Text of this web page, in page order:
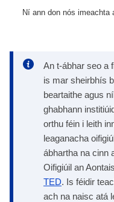
Ní ann don nós imeachta
An t-ábhar seo a
is mar sheirbhís
beartaithe agus
ghabhann
orthu féin i leith
leaganacha
ábhartha na cinn
Oifigiúil an
TED. Is féidir
ach na naisc atá